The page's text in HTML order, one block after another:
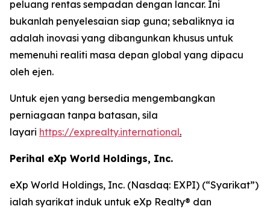
peluang rentas sempadan dengan lancar. Ini
bukanlah penyelesaian siap guna; sebaliknya ia
adalah inovasi yang dibangunkan khusus untuk
memenuhi realiti masa depan global yang dipacu
oleh ejen.
Untuk ejen yang bersedia mengembangkan
perniagaan tanpa batasan, sila
layari https://exprealty.international.
Perihal eXp World Holdings, Inc.
eXp World Holdings, Inc. (Nasdaq: EXPI) (“Syarikat”)
ialah syarikat induk untuk eXp Realty® dan